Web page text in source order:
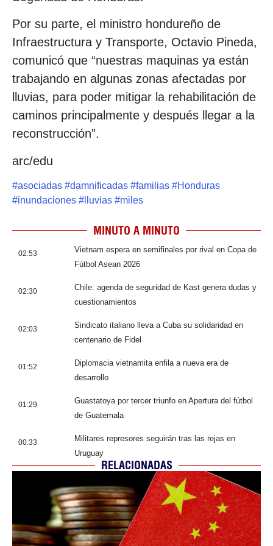
Por su parte, el ministro hondureño de
Infraestructura y Transporte, Octavio Pineda,
comunicó que “nuestras maquinas ya están
trabajando en algunas zonas afectadas por
lluvias, para poder mitigar la rehabilitación de
caminos principalmente y después llegar a la
reconstrucción”.
arc/edu
#asociadas #damnificadas #familias #Honduras
#inundaciones # lluvias #miles
MINUTO A MINUTO
02:53
Vietnam espera en semifinales por rival en Copa de
Fútbol Asean 2026
02:30
Chile: agenda de seguridad de Kast genera dudas y
cuestionamientos
02:03
Sindicato italiano lleva a Cuba su solidaridad en
centenario de Fidel
01:52
Diplomacia vietnamita enfila a nueva era de
desarrollo
01:29
Guastatoya por tercer triunfo en Apertura del fútbol
de Guatemala
00:33
Militares represores seguirán tras las rejas en
Uruguay
RELACIONADAS